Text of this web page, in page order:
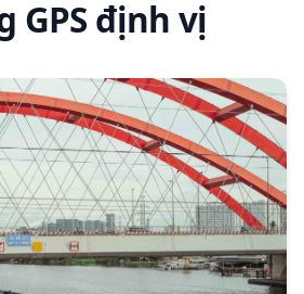
GPS định vị